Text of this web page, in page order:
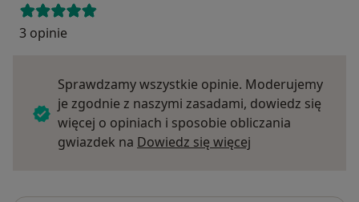
3 opinie
Sprawdzamy wszystkie opinie. Moderujemy
je zgodnie z naszymi zasadami, dowiedz się
więcej o opiniach i sposobie obliczania
gwiazdek na Dowiedz się więcej